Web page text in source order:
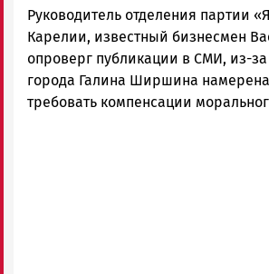
Карелии
|
Петрозаводск
ГОВОРИТ
Руководитель отделения партии
Карелии, известный бизнесмен
опроверг публикации в СМИ, из-
города Галина Ширшина
требовать компенсации